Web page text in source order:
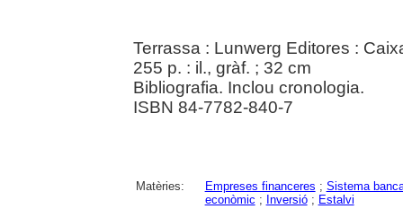
Terrassa : Lunwerg Editores :
255 p. : il., gràf. ; 32 cm
Bibliografia. Inclou cronologia.
ISBN 84-7782-840-7
Matèries: Empreses financeres ; Sistema
econòmic ; Inversió; Estalvi